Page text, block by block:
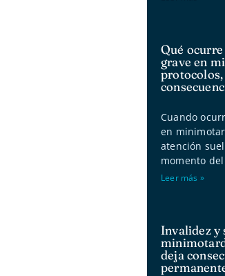
Qué
grave en
Cuando
en
atención
momento
Leer más »
Invalidez y
deja